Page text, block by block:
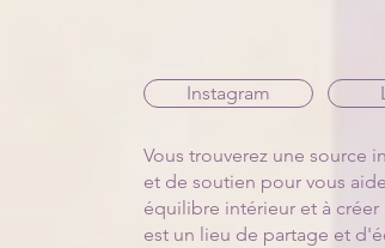
Instagram
Vous trouverez une source
et de soutien pour vous
équilibre intérieur et à
est un lieu de partage et